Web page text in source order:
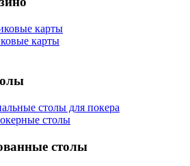
карты
карты
столы для покера
столы
столы